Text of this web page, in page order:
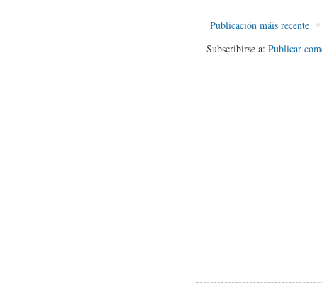
Publicación máis recente
Subscribirse a: Publicar